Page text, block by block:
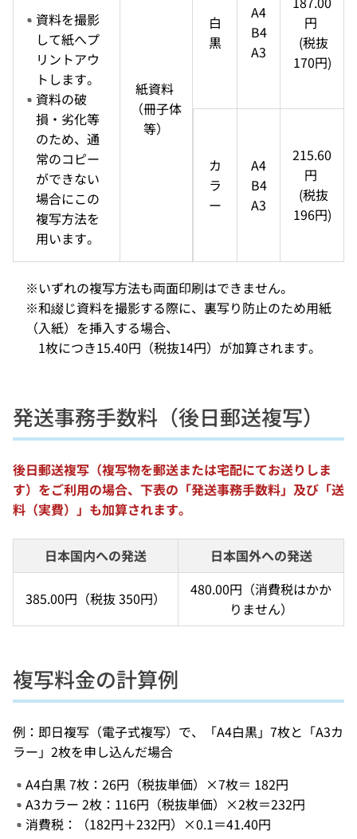
資料を撮影
して紙へプ
リントアウ
トします。
資料の破
損・劣化等
のため、通
常のコピー
ができない
場合にこの
複写方法を
用います。
紙資料
（冊子体
等）
白
黒
A4
B4
A3
円
170円)
カ
ラ
ー
A4
B4
A3
215.60
円
196円)
※いずれの複写方法も両面印刷はできません。
※和綴じ資料を撮影する際に、裏写り防止のため用紙
（入紙）を挿入する場合、
1枚につき15.40円（税抜14円）が加算されます。
発送事務手数料（後日郵送複写）
後日郵送複写（複写物を郵送または宅配にてお送りしま
す）をご利用の場合、下表の「発送事務手数料」及び「送
料（実費）」も加算されます。
日本国内への発送 日本国外への発送
385.00円（税抜 350円）
480.00円（消費税はかか
りません）
複写料金の計算例
例：即日複写（電子式複写）で、「A4白黒」7枚と「A3カ
ラー」2枚を申し込んだ場合
A4白黒 7枚：26円（税抜単価）×7枚＝ 182円
A3カラー 2枚：116円（税抜単価）×2枚＝232円
消費税：（182円＋232円）×0.1＝41.40円